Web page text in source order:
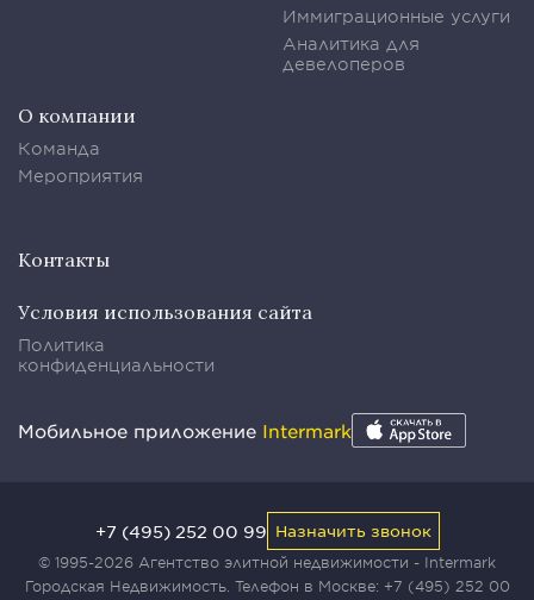
Иммиграционные услуги
Аналитика для
девелоперов
О компании
Команда
Мероприятия
Контакты
Условия использования сайта
Политика
конфиденциальности
Мобильное приложение Intermark
© 1995-2026 Агентство элитной недвижимости - Intermark
Городская Недвижимость. Телефон в Москве: +7 (495) 252 00
+7 (495) 252 00 99 Назначить звонок